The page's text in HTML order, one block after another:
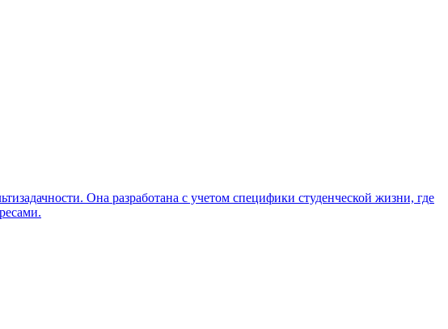
Она разработана с учетом специфики студенческой жизни, где